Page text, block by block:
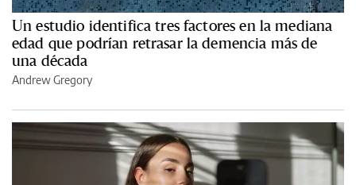
Un estudio identifica tres factores en la mediana
edad que podrían retrasar la demencia más de
una década
Andrew Gregory